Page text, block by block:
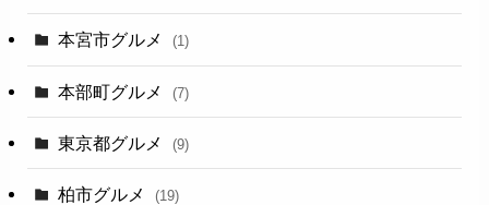
本宮市グルメ (1)
本部町グルメ (7)
東京都グルメ (9)
柏市グルメ (19)